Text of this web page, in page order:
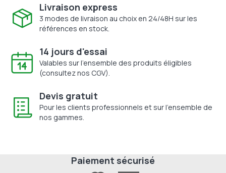
Livraison express
3 modes de livraison au choix en 24/48H sur les
références en stock.
14 jours d'essai
Valables sur l'ensemble des produits éligibles
(consultez nos CGV).
Devis gratuit
Pour les clients professionnels et sur l'ensemble de
nos gammes.
Paiement sécurisé